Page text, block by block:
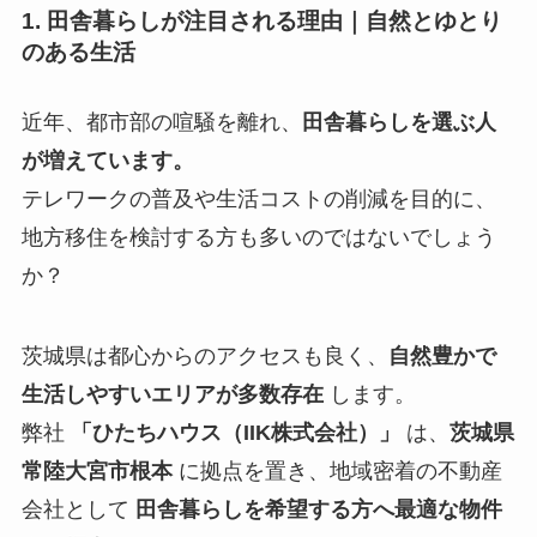
1. 田舎暮らしが注目される理由｜自然とゆとり
のある生活
近年、都市部の喧騒を離れ、
田舎暮らしを選ぶ人
が増えています。
テレワークの普及や生活コストの削減を目的に、
地方移住を検討する方も多いのではないでしょう
か？
茨城県は都心からのアクセスも良く、
自然豊かで
生活しやすいエリアが多数存在します。
弊社
「ひたちハウス（IIK株式会社）」 は、 茨城県
常陸大宮市根本に拠点を置き、地域密着の不動産
会社として 田舎暮らしを希望する方へ最適な物件